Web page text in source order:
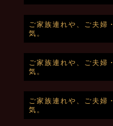
ご家族連れや、ご夫婦
気。
ご家族連れや、ご夫婦
気。
ご家族連れや、ご夫婦
気。